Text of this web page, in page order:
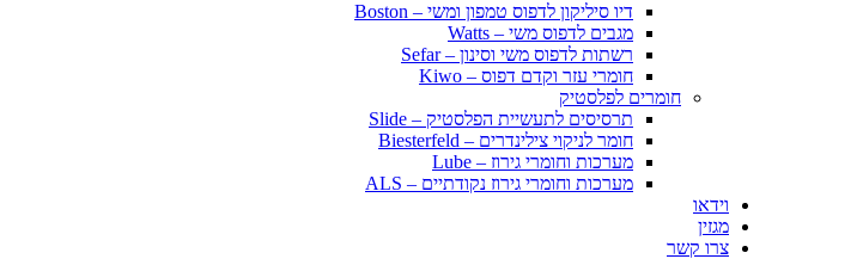
דיו סיליקון לדפוס טמפון ומשי – Boston
מגבים לדפוס משי – Watts
רשתות לדפוס משי וסינון – Sefar
חומרי עזר וקדם דפוס – Kiwo
חומרים לפלסטיק
תרסיסים לתעשיית הפלסטיק – Slide
חומר לניקוי צילינדרים – Biesterfeld
מערכות וחומרי גירוז – Lube
מערכות וחומרי גירוז נקודתיים – ALS
וידאו
מגזין
צרו קשר